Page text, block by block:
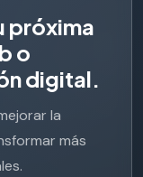
próxima
b o
ndigital.
la
más